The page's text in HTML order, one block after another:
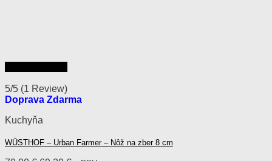
5/5 (1 Review)
Doprava Zdarma
Kuchyňa
WÜSTHOF – Urban Farmer – Nôž na zber 8 cm